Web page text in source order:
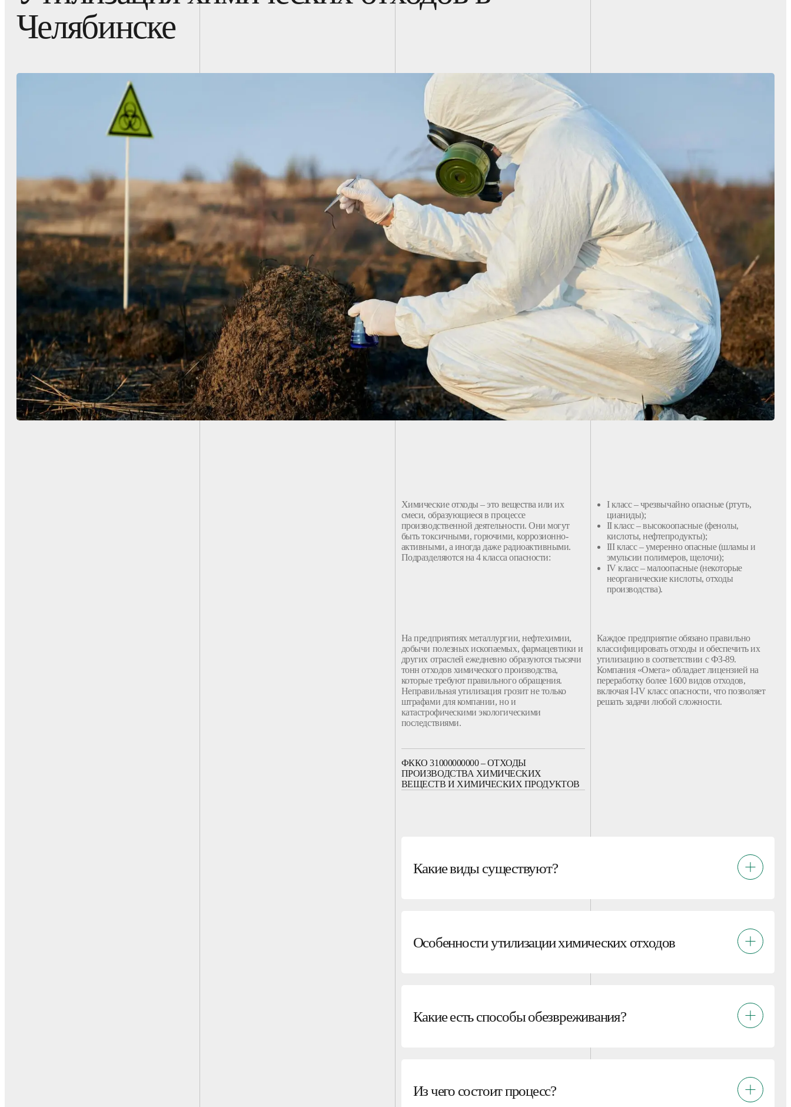
Челябинске
Химические отходы – это вещества или их
смеси, образующиеся впроцессе
производственной деятельности. Они могут
быть токсичными, горючими, коррозионно-
активными, а иногда даже радиоактивными.
Подразделяются на 4класса опасности:
Iкласс– чрезвычайно опасные (ртуть,
цианиды);
IIкласс– высокоопасные (фенолы,
кислоты, нефтепродукты);
IIIкласс– умеренно опасные (шламы и
эмульсии полимеров, щелочи);
IV класс – малоопасные (некоторые
неорганические кислоты, отходы
производства).
На предприятиях металлургии, нефтехимии,
добычи полезных ископаемых, фармацевтики и
других отраслей ежедневно образуются тысячи
тоннотходов химического производства,
которые требуют правильного обращения.
Неправильнаяутилизациягрозит не только
штрафами длякомпании, но и
катастрофическими экологическими
последствиями.
Каждое предприятие обязано правильно
классифицироватьотходы и обеспечить их
утилизациюв соответствии с ФЗ-89.
Компания«Омега» обладает лицензией на
переработкуболее 1600видов отходов,
включая I-IV класс опасности, что позволяет
решать задачи любой сложности.
ФККО 31000000000 – ОТХОДЫ
ПРОИЗВОДСТВА ХИМИЧЕСКИХ
ВЕЩЕСТВ И ХИМИЧЕСКИХ ПРОДУКТОВ
Какие виды существуют?
Особенности утилизации химических отходов
Какие есть способы обезвреживания?
Из чего состоит процесс?